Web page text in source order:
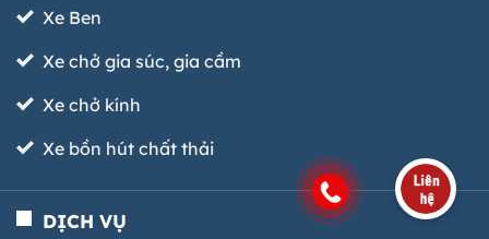
Xe Ben
Xe chở gia súc, gia cầm
Xe chở kính
Xe bồn hút chất thải
DỊCH VỤ